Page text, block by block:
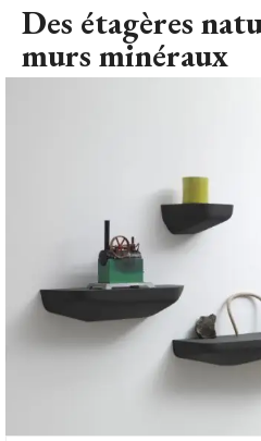
Des étagères
murs minéraux